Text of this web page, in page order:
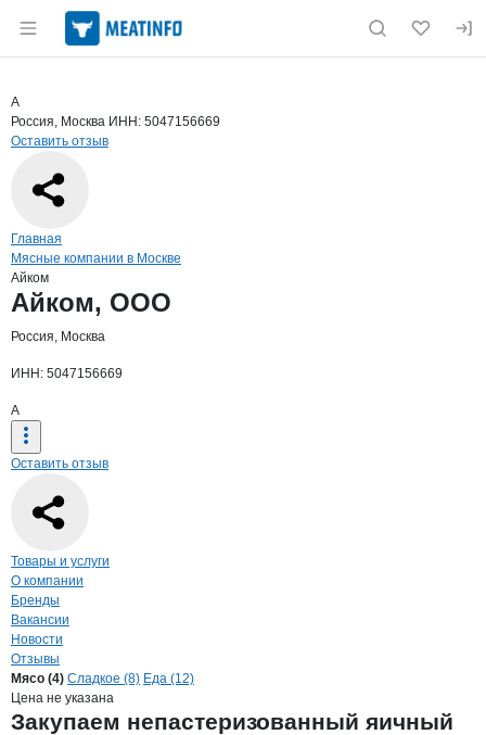
Раздел навигации по сайту meatinfo.ru
Страница компании
Страница компании
Краткая информация о компании
А
Россия, Москва ИНН: 5047156669
Оставить отзыв
Навигация по сайту
Главная
Мясные компании в Москве
Айком
Основная информация о компании
Айком, ООО
Россия, Москва
ИНН: 5047156669
А
Оставить отзыв
Навигация по странице
Товары и услуги
О компании
Бренды
Вакансии
Новости
Отзывы
ПродукцияАйком, ООО
Навигация по продуктам
Мясо (4) Сладкое (8) Еда (12)
Цена не указана
Закупаем непастеризованный яичный